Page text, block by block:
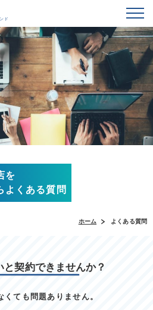
ド
を
よくある質問
ホーム よくある質問
契約できませんか？
ても問題ありません。